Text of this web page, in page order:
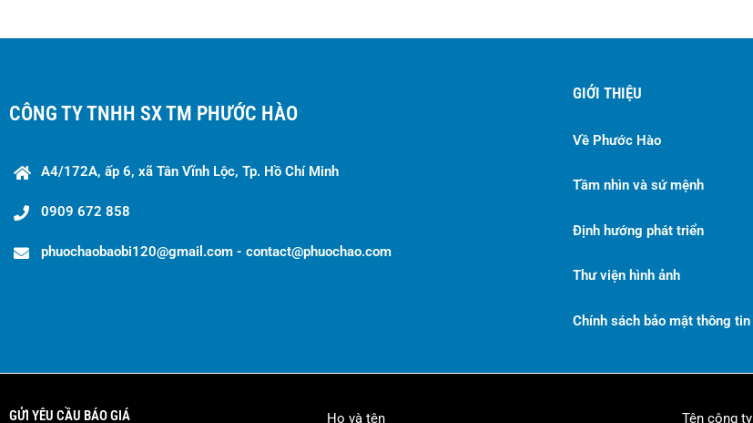
CÔNG TY TNHH SX TM PHƯỚC HÀO
A4/172A, ấp 6, xã Tân Vĩnh Lộc, Tp. Hồ Chí Minh
0909 672 858
phuochaobaobi120@gmail.com - contact@phuochao.com
GIỚI THIỆU
Về Phước Hào
Tầm nhìn và sứ mệnh
Định hướng phát triển
Thư viện hình ảnh
Chính sách bảo mật thông tin
GỬI YÊU CẦU BÁO GIÁ Họ và tên Tên công ty